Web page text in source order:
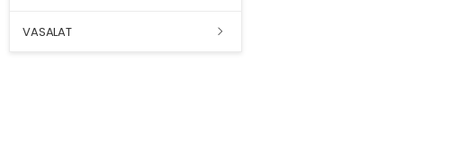
VASALAT